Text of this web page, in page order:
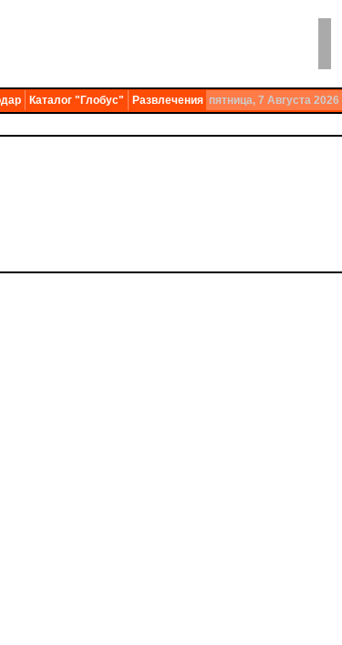
Каталог "Глобус" Развлечения пятница, 7 Августа 2026